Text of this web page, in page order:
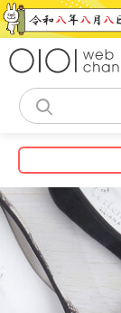
コ
ン